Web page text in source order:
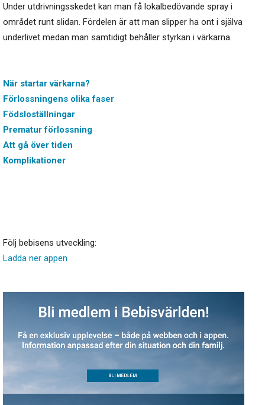
Under utdrivningsskedet kan man få lokalbedövande spray i
området runt slidan. Fördelen är att man slipper ha ont i själva
underlivet medan man samtidigt behåller styrkan i värkarna.
När startar värkarna?
Förlossningens olika faser
Födsloställningar
Prematur förlossning
Att gå över tiden
Komplikationer
Följ bebisens utveckling:
Ladda ner appen